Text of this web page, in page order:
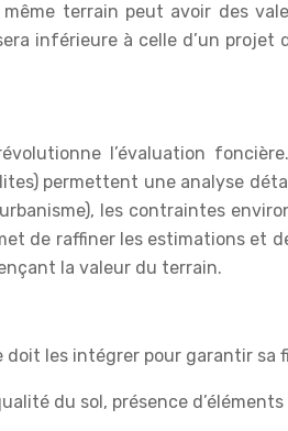
terrain peut avoir des
inférieure à celle d’un projet
l’évaluation
permettent une analyse
les contraintes
de raffiner les estimations et
la valeur du terrain.
doit les intégrer pour garantir sa
du sol, présence